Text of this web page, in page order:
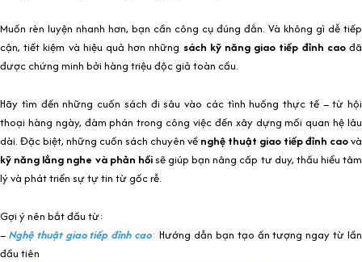
Muốn rèn luyện nhanh hơn, bạn cần công cụ đúng đắn. Và không gì dễ tiếp
cận, tiết kiệm và hiệu quả hơn những sách kỹ năng giao tiếp đỉnh caođã
được chứng minh bởi hàng triệu độc giả toàn cầu.
Hãy tìm đến những cuốn sách đi sâu vào các tình huống thực tế – từ hội
thoại hàng ngày, đàm phán trong công việc đến xây dựng mối quan hệ lâu
dài. Đặc biệt, những cuốn sách chuyên về nghệ thuật giao tiếp đỉnh caovà
kỹ năng lắng nghe và phản hồisẽ giúp bạn nâng cấp tư duy, thấu hiểu tâm
lý và phát triển sự tự tin từ gốc rễ.
Gợi ý nên bắt đầu từ:
– Nghệ thuật giao tiếp đỉnh cao: Hướng dẫn bạn tạo ấn tượng ngay từ lần
đầu tiên